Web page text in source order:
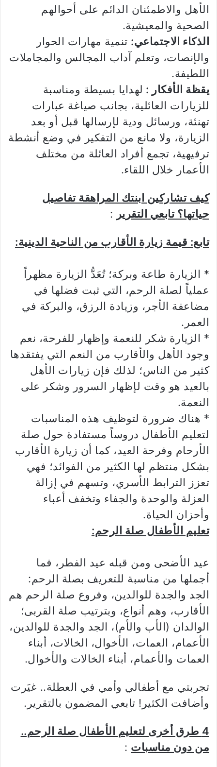
الأهل والاطمئنان الدائم على أحوالهم
الصحية والمعيشية.
الذكاء الاجتماعي: تنمية مهارات الحوار
والإنصات، وتعلم آداب المجالس والمجاملات
اللطيفة.
يقظة الأفكار : لهدايا بسيطة ومناسبة
للزيارات العائلية، بجانب صياغة عبارات
تهنئة، ورسائل ودية لإرسالها قبل أو بعد
الزيارة، ولا مانع من التفكير في وضع أنشطة
ترفيهية، تجمع أفراد العائلة من مختلف
الأعمار خلال اللقاء.
كيف تشاركين ابنتك المراهقة تفاصيل
حياتها؟ تابعي التقرير :
تابع: قيمة زيارة الأقارب من الناحية الدينية:
* الزيارة طاعة وبركة؛ تُعَدُّ الزيارة مظهراً
عملياً لصلة الرحم، التي ثبت فضلها في
مضاعفة الأجر، وزيادة الرزق، والبركة في
العمر.
* الزيارة شكر للنعمة وإظهار للفرحة، نعم
وجود الأهل والأقارب من النعم التي يفتقدها
كثير من الناس؛ لذلك فإن زيارات الأهل
بالعيد هو وقت لإظهار السرور وشكر على
النعمة.
* هناك ضرورة لتوظيف هذه المناسبات
لتعليم الأطفال دروساً مستفادة حول صلة
الأرحام وفرحة العيد، كما أن زيارة الأقارب
بشكل منتظم لها الكثير من الفوائد؛ فهي
تعزز الترابط الأسري، وتسهم في إزالة
العزلة والوحدة والجفاء وتخفف أعباء
وأحزان الحياة.
تعليم الأطفال صلة الرحم:
عيد الأضحى ومن قبله عيد الفطر، فما
أجملها من مناسبة للتعريف بصلة الرحم:
الجد والجدة للوالدين، وفروع صلة الرحم هم
الأقارب، وهم أنواع، وبترتيب صلة القربى؛
الوالدان (الأب والأم)، الجد والجدة للوالدين،
الأعمام، العمات، الأخوال، الخالات، أبناء
العمات والأعمام، أبناء الخالات والأخوال.
تجربتي مع أطفالي وأمي في العطلة.. غيَرت
وأضافت الكثير! تابعي المضمون بالتقرير.
4 طرق أخرى لتعليم الأطفال صلة الرحم..
من دون مناسبات :